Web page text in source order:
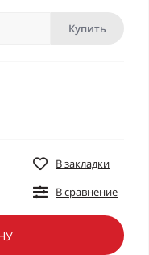
Купить
В закладки
В сравнение